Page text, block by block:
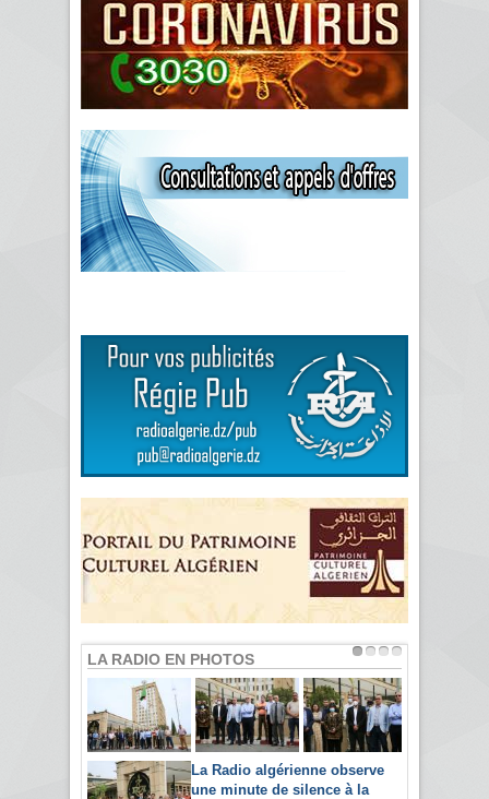
LA RADIO EN PHOTOS
La Radio algérienne observe
une minute de silence à la